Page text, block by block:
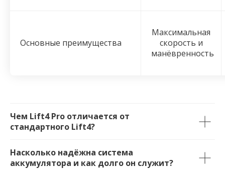
Основные преимущества
Максимальная
скорость и
манёвренность
Чем Lift4 Pro отличается от
стандартного Lift4?
Насколько надёжна система
аккумулятора и как долго он служит?